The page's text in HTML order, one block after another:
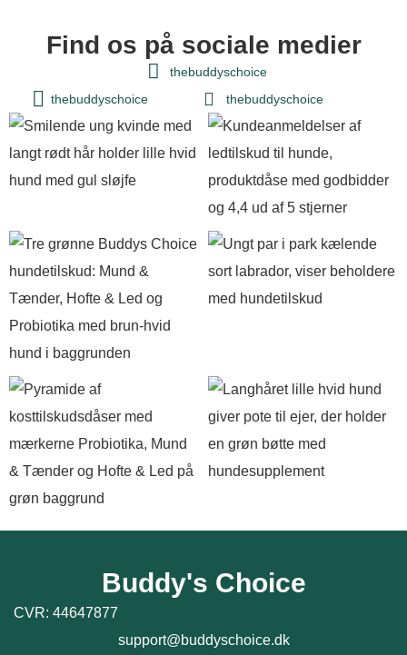
Find os på sociale medier
thebuddyschoice
thebuddyschoice
thebuddyschoice
Buddy's Choice
CVR: 44647877
support@buddyschoice.dk